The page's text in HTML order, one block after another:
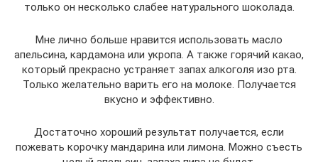
только он несколько слабее натурального шоколада.
Мне лично больше нравится использовать масло
апельсина, кардамона или укропа. А также горячий какао,
который прекрасно устраняет запах алкоголя изо рта.
Только желательно варить его на молоке. Получается
вкусно и эффективно.
Достаточно хороший результат получается, если
пожевать корочку мандарина или лимона. Можно съесть